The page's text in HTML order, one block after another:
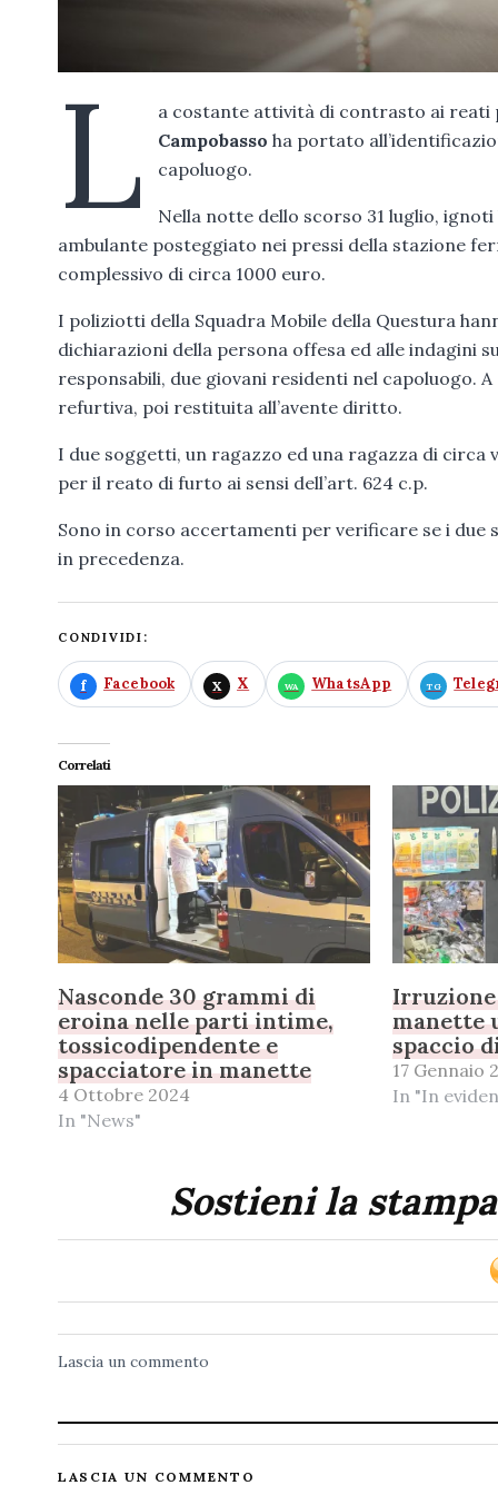
L
a costante attività di contrasto ai reati
Campobassoha portato
capoluogo.
Nella notte dello scorso 31 luglio,
ambulante posteggiato nei pressi della stazione
complessivo di circa 1000 euro.
I poliziotti della Squadra Mobile della Questura
dichiarazioni della persona offesa ed alle indagini
responsabili, due giovani residenti nel capoluogo.
refurtiva, poi restituita all’avente diritto.
I due soggetti, un ragazzo ed una ragazza di circa
per il reato di furto ai sensi dell’art. 624 c.p.
Sono in corso accertamenti per verificare se i due
in precedenza.
CONDIVIDI:
Facebook X WhatsApp
Correlati
Nasconde 30 grammi di
eroina nelle parti intime,
tossicodipendente e
spacciatore in manette
4 Ottobre 2024
In "News"
manette
spaccio
17 Gennaio
In "In
Sostieni la
Lascia un commento
LASCIA UN COMMENTO